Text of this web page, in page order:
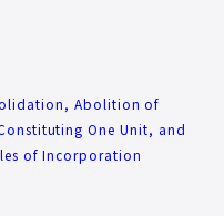
Abolition of
One Unit, and
of Incorporation